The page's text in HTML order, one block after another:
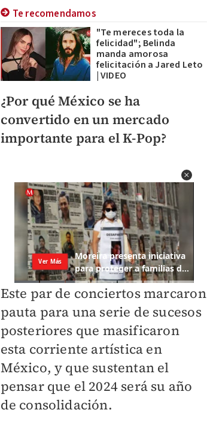
Te recomendamos
"Te mereces toda la
felicidad"; Belinda
manda amorosa
felicitación a Jared Leto
| VIDEO
¿Por qué México se ha
convertido en un mercado
importante para el K-Pop?
Este par de conciertos marcaron
pauta para una serie de sucesos
posteriores que masificaron
esta corriente artística en
México, y que sustentan el
pensar que el 2024 será su año
de consolidación.